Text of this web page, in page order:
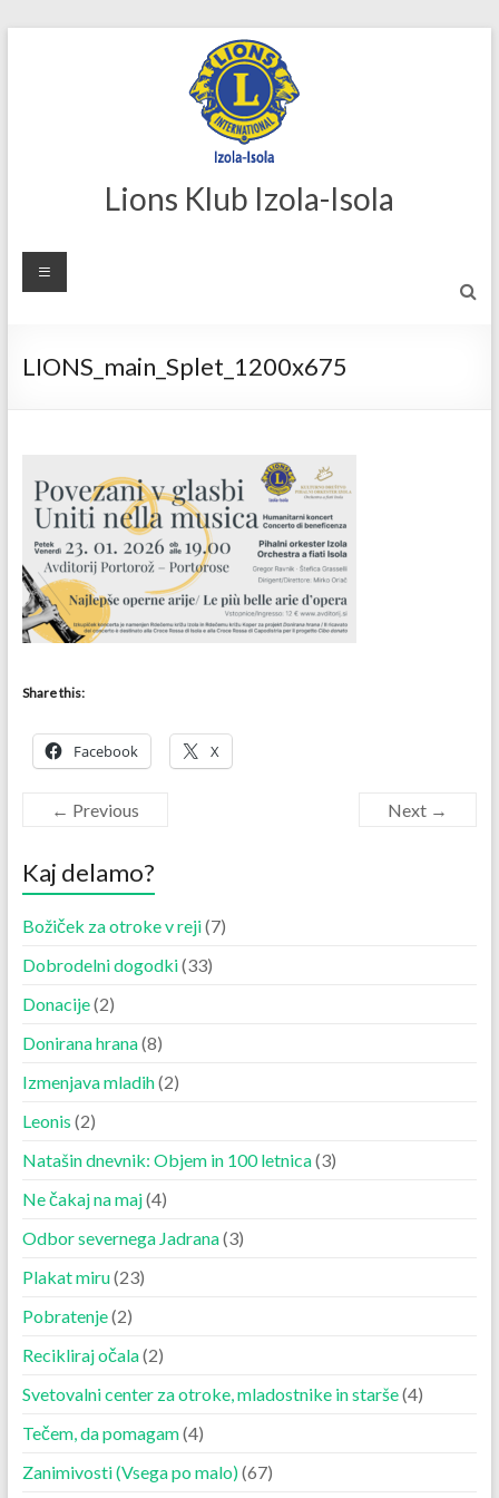
Lions Klub Izola-Isola
LIONS_main_Splet_1200x675
Share this:
Facebook X
← Previous Next →
Kaj delamo?
Božiček za otroke v reji(7)
Dobrodelni dogodki(33)
Donacije(2)
Donirana hrana(8)
Izmenjava mladih(2)
Leonis (2)
Natašin dnevnik: Objem in 100 letnica(3)
Ne čakaj na maj(4)
Odbor severnega Jadrana(3)
Plakat miru(23)
Pobratenje(2)
Recikliraj očala(2)
Svetovalni center za otroke, mladostnike in starše(4)
Tečem, da pomagam(4)
Zanimivosti (Vsega po malo)(67)